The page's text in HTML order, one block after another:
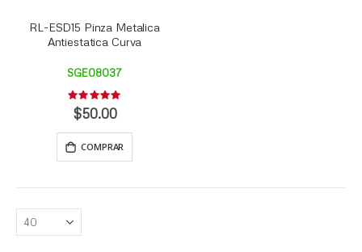
RL-ESD15 Pinza Metalica
Antiestatica Curva
SGE08037
Rating:
0%
$50.00
COMPRAR